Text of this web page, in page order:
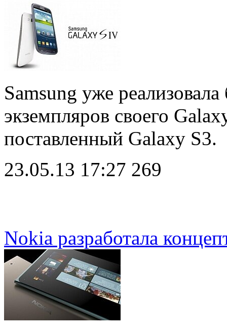
Samsung уже
экземпляров своего
поставленный Galaxy S3.
23.05.13 17:27 269
Nokia разработала